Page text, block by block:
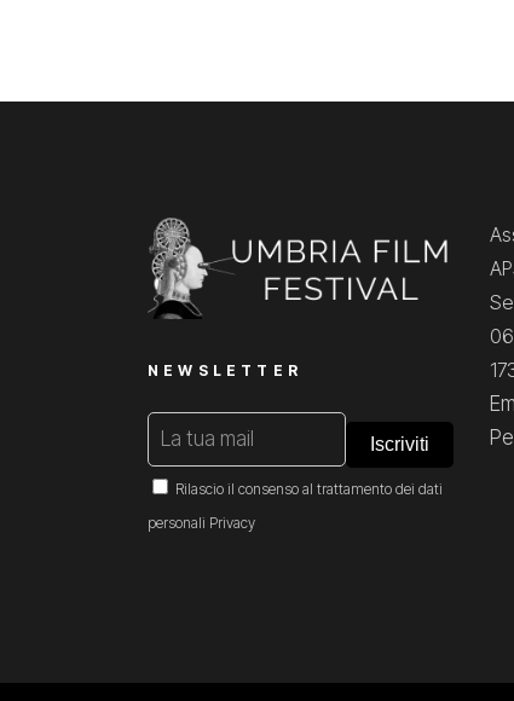
NEWSLETTER
Rilascio il consenso al trattamento dei dati
personali Privacy